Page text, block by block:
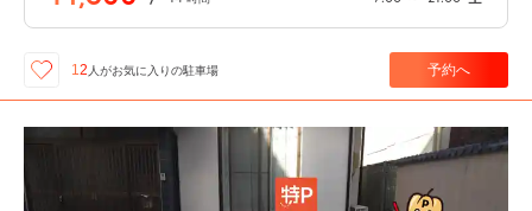
12 人がお気に入りの駐車場 予約へ